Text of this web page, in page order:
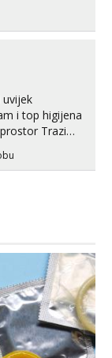
uvijek
i top higijena
Trazim
Erotsko rublje
i ljubiti po